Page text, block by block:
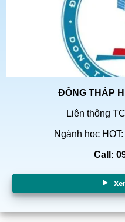
ĐỒNG THÁP
Liên thông
Ngành học
Call: